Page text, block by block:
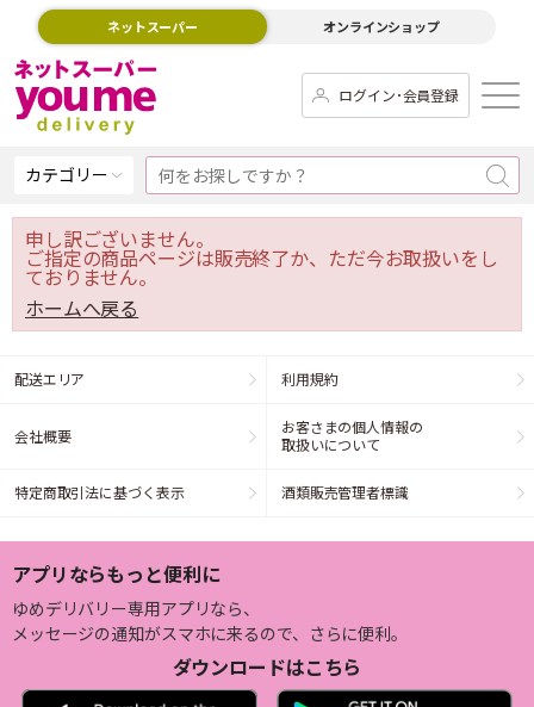
ネットスーパー オンラインショップ
ログイン･会員登録
カテゴリー
申し訳ございません。
ご指定の商品ページは販売終了か、ただ今お取扱いをし
ておりません。
ホームへ戻る
配送エリア 利用規約
会社概要
お客さまの個人情報の
取扱いについて
特定商取引法に基づく表示 酒類販売管理者標識
アプリならもっと便利に
ゆめデリバリー専用アプリなら、
メッセージの通知がスマホに来るので、さらに便利。
ダウンロードはこちら